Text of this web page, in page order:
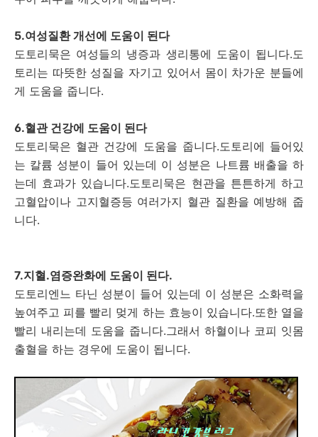
5.여성질환 개선에 도움이 된다
도토리묵은 여성들의 냉증과 생리통에 도움이 됩니다.도
토리는 따뜻한 성질을 자기고 있어서 몸이 차가운 분들에
게 도움을 줍니다.
6.혈관 건강에 도움이 된다
도토리묵은 혈관 건강에 도움을 줍니다.도토리에 들어있
는 칼륨 성분이 들어 있는데 이 성분은 나트륨 배출을 하
는데 효과가 있습니다.도토리묵은 현관을 튼튼하게 하고
고혈압이나 고지혈증등 여러가지 혈관 질환을 예방해 줍
니다.
7.지혈.염증완화에 도움이 된다.
도토리엔느 타닌 성분이 들어 있는데 이 성분은 소화력을
높여주고 피를 빨리 멎게 하는 효능이 있습니다.또한 열을
빨리 내리는데 도움을 줍니다.그래서 하혈이나 코피 잇몸
출혈을 하는 경우에 도움이 됩니다.